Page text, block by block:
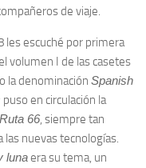
de viaje.
les escuché por primera
volumen I de las casetes
la denominación Spanish
puso en circulación la
Ruta 66, siempre tan
las nuevas tecnologías.
lunaera su tema, un